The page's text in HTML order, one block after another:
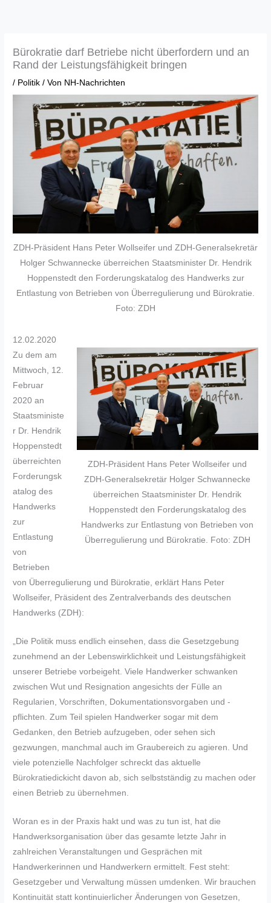
Bürokratie darf Betriebe nicht überfordern und an
Rand der Leistungsfähigkeit bringen
/ Politik / Von NH-Nachrichten
ZDH-Präsident Hans Peter Wollseifer und ZDH-Generalsekretär
Holger Schwannecke überreichen Staatsminister Dr. Hendrik
Hoppenstedt den Forderungskatalog des Handwerks zur
Entlastung von Betrieben von Überregulierung und Bürokratie.
Foto: ZDH
12.02.2020
ZDH-Präsident Hans Peter Wollseifer und
ZDH-Generalsekretär Holger Schwannecke
überreichen Staatsminister Dr. Hendrik
Hoppenstedt den Forderungskatalog des
Handwerks zur Entlastung von Betrieben von
Überregulierung und Bürokratie. Foto: ZDH
Zu dem am
Mittwoch, 12.
Februar
2020 an
Staatsministe
r Dr. Hendrik
Hoppenstedt
überreichten
Forderungsk
atalog des
Handwerks
zur
Entlastung
von
Betrieben
von Überregulierung und Bürokratie, erklärt Hans Peter
Wollseifer, Präsident des Zentralverbands des deutschen
Handwerks (ZDH):
„Die Politik muss endlich einsehen, dass die Gesetzgebung
zunehmend an der Lebenswirklichkeit und Leistungsfähigkeit
unserer Betriebe vorbeigeht. Viele Handwerker schwanken
zwischen Wut und Resignation angesichts der Fülle an
Regularien, Vorschriften, Dokumentationsvorgaben und -
pflichten. Zum Teil spielen Handwerker sogar mit dem
Gedanken, den Betrieb aufzugeben, oder sehen sich
gezwungen, manchmal auch im Graubereich zu agieren. Und
viele potenzielle Nachfolger schreckt das aktuelle
Bürokratiedickicht davon ab, sich selbstständig zu machen oder
einen Betrieb zu übernehmen.
Woran es in der Praxis hakt und was zu tun ist, hat die
Handwerksorganisation über das gesamte letzte Jahr in
zahlreichen Veranstaltungen und Gesprächen mit
Handwerkerinnen und Handwerkern ermittelt. Fest steht:
Gesetzgeber und Verwaltung müssen umdenken. Wir brauchen
Kontinuität statt kontinuierlicher Änderungen von Gesetzen,